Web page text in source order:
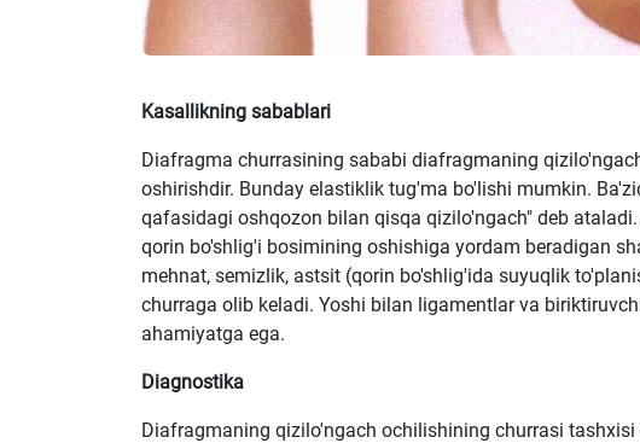
Kasallikning sabablari
Diafragma churrasining sababi diafragmaning
oshirishdir. Bunday elastiklik tug'ma bo'lishi mumkin.
qafasidagi oshqozon bilan qisqa qizilo'ngach" deb
qorin bo'shlig'i bosimining oshishiga yordam beradigan
mehnat, semizlik, astsit (qorin bo'shlig'ida suyuqlik
churraga olib keladi. Yoshi bilan ligamentlar va
ahamiyatga ega.
Diagnostika
Diafragmaning qizilo'ngach ochilishining churrasi